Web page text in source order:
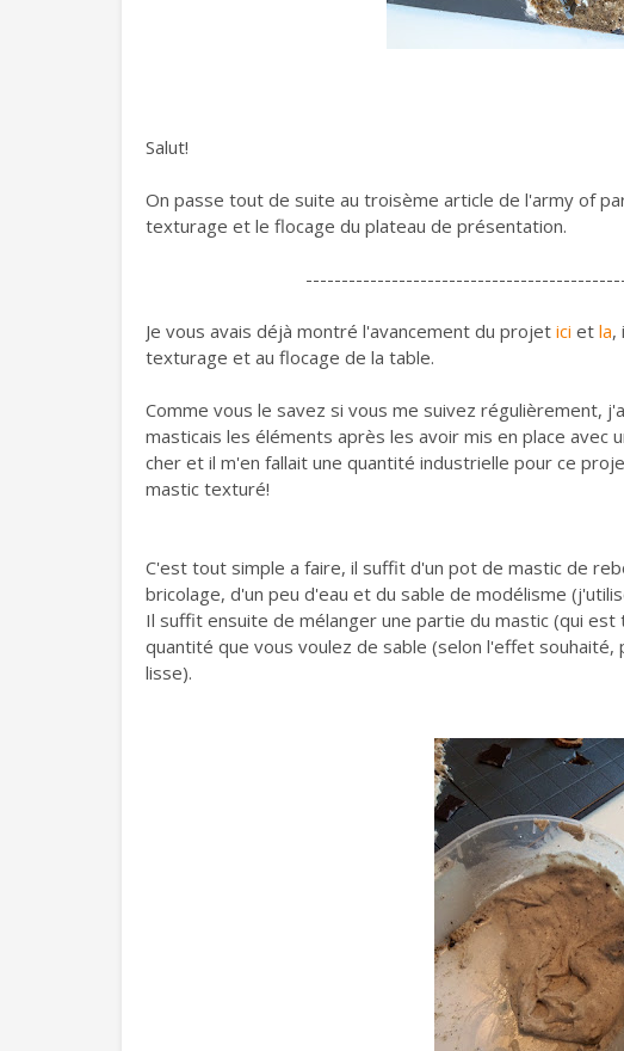
Salut!
On passe tout de suite au troisème article de l'army of
texturage et le flocage du plateau de présentation.
Je vous avais déjà montré l'avancement du projet ici et la,
texturage et au flocage de la table.
Comme vous le savez si vous me suivez régulièrement,
masticais les éléments après les avoir mis en place avec
cher et il m'en fallait une quantité industrielle pour ce
mastic texturé!
C'est tout simple a faire, il suffit d'un pot de mastic de
bricolage, d'un peu d'eau et du sable de modélisme
Il suffit ensuite de mélanger une partie du mastic (qui
quantité que vous voulez de sable (selon l'effet
lisse).